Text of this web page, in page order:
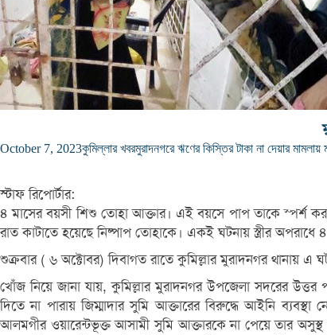
October 7, 2023কুমিল্লার খবরমুরাদনগরে ঋণের কিস্তির টাকা না দেয়ার
স্টাফ রিপোর্টার:
৪ মাসের বয়সী শিশু তোহা আক্তার। এই বয়সে পাপ তাকে স্পর্শ
রাত কাটাতে হয়েছে নিষ্পাপ তোহাকে। একই ঘটনায় স্ত্রীর অপরাধে
শুক্রবার ( ৬ অক্টোবর) দিবাগত রাতে কুমিল্লার মুরাদনগর থানায় এ
খোঁজ নিয়ে জানা যায়, কুমিল্লার মুরাদনগর উপজেলা সদরের
দিতে না পারায় জিম্মাদার সুমি আক্তারের বিরুদ্ধে আইনি
আলমগীর ওয়ারেন্টভূক্ত আসামী সুমি আক্তারকে না পেয়ে তার